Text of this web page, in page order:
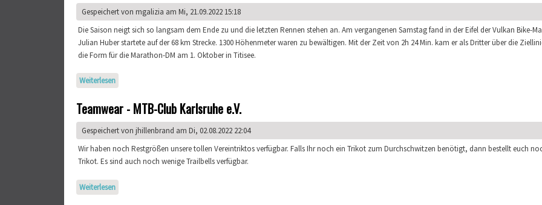
Gespeichert von mgalizia am Mi, 21.09.2022 15:18
Die Saison neigt sich so langsam dem Ende zu und die letzten Rennen stehen an. Am vergangenen Samstag fand in der Eifel der Vulkan Bike-
Julian Huber startete auf der 68 km Strecke. 1300 Höhenmeter waren zu bewältigen. Mit der Zeit von 2h 24 Min. kam er als Dritter über die
die Form für die Marathon-DM am 1. Oktober in Titisee.
Weiterlesen
Teamwear - MTB-Club Karlsruhe e.V.
Gespeichert von jhillenbrand am Di, 02.08.2022 22:04
Wir haben noch Restgrößen unsere tollen Vereintriktos verfügbar. Falls Ihr noch ein Trikot zum Durchschwitzen benötigt, dann bestellt euch
Trikot. Es sind auch noch wenige Trailbells verfügbar.
Weiterlesen